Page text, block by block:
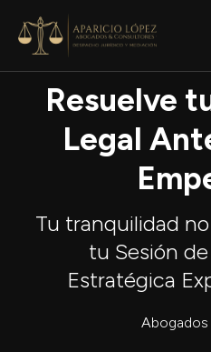
Resuelve
Legal
Tu tranquilidad
tu Sesión
Estratégica
Abogados